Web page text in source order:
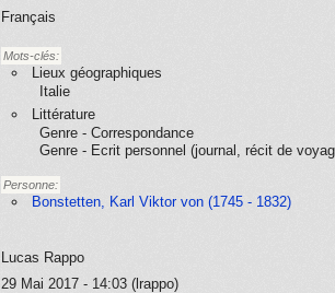
Français
Mots-clés:
Lieux géographiques
Italie
Littérature
Genre - Correspondance
Genre - Ecrit personnel (journal, récit de
Personne:
Bonstetten, Karl Viktor von (1745 - 1832)
Lucas Rappo
29 Mai 2017 - 14:03 (lrappo)